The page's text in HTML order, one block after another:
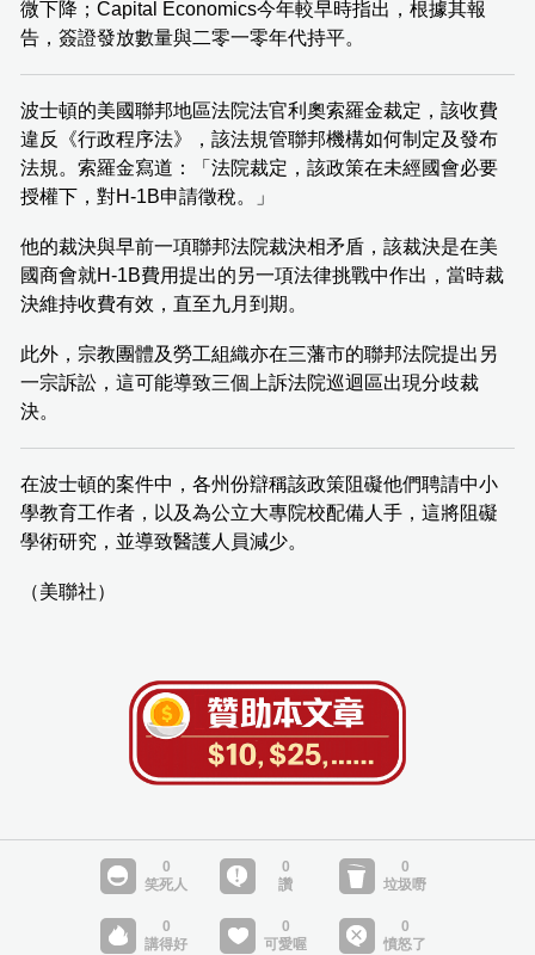
微下降；Capital Economics今年較早時指出，根據其報
告，簽證發放數量與二零一零年代持平。
波士頓的美國聯邦地區法院法官利奧索羅金裁定，該收費
違反《行政程序法》，該法規管聯邦機構如何制定及發布
法規。索羅金寫道：「法院裁定，該政策在未經國會必要
授權下，對H-1B申請徵稅。」
他的裁決與早前一項聯邦法院裁決相矛盾，該裁決是在美
國商會就H-1B費用提出的另一項法律挑戰中作出，當時裁
決維持收費有效，直至九月到期。
此外，宗教團體及勞工組織亦在三藩市的聯邦法院提出另
一宗訴訟，這可能導致三個上訴法院巡迴區出現分歧裁
決。
在波士頓的案件中，各州份辯稱該政策阻礙他們聘請中小
學教育工作者，以及為公立大專院校配備人手，這將阻礙
學術研究，並導致醫護人員減少。
（美聯社）